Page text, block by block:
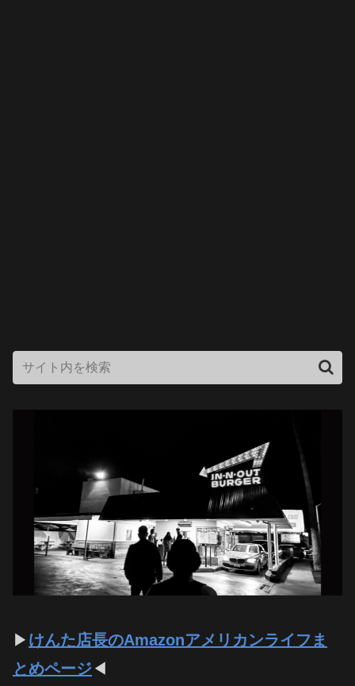
▶ けんた店長のAmazonアメリカンライフま
とめページ◀